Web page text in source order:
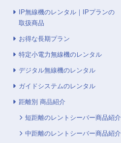
IP無線機のレンタル｜IPプランの
取扱商品
お得な長期プラン
特定小電力無線機のレンタル
デジタル無線機のレンタル
ガイドシステムのレンタル
距離別 商品紹介
短距離のレントシーバー商品紹介
中距離のレントシーバー商品紹介